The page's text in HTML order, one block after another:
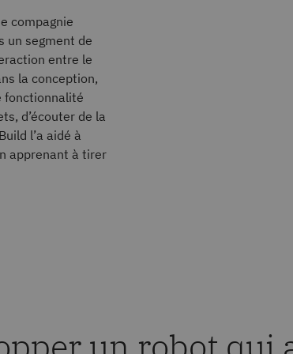
compagnie
un segment de
entre le
la conception,
fonctionnalité
d’écouter de la
l’a aidé à
apprenant à tirer